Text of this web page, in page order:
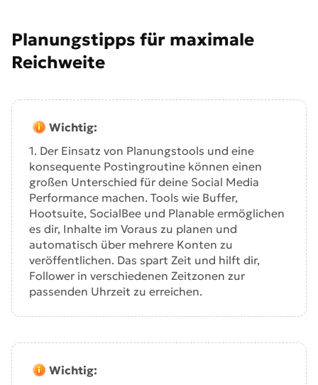
Planungstipps für maximale
Reichweite
Wichtig:
1. Der Einsatz von Planungstools und eine
konsequente Postingroutine können einen
großen Unterschied für deine Social Media
Performance machen. Tools wie Buffer,
Hootsuite, SocialBee und Planable ermöglichen
es dir, Inhalte im Voraus zu planen und
automatisch über mehrere Konten zu
veröffentlichen. Das spart Zeit und hilft dir,
Follower in verschiedenen Zeitzonen zur
passenden Uhrzeit zu erreichen.
Wichtig: